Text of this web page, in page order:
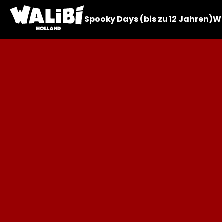
Spooky Days (bis zu 12 Jahren)